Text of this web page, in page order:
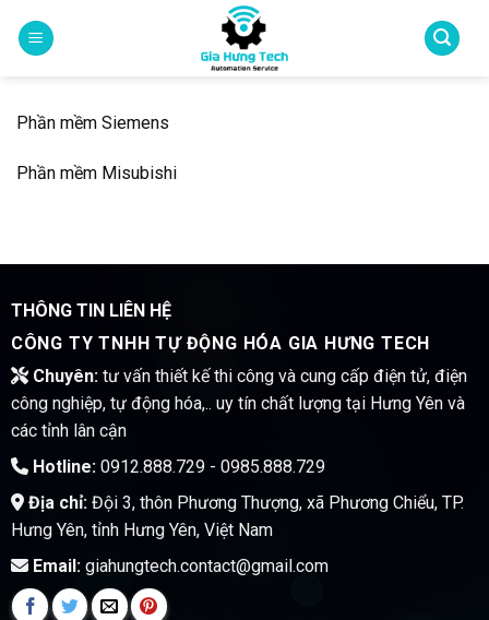
Phần mềm Siemens
Phần mềm Misubishi
THÔNG TIN LIÊN HỆ
CÔNG TY TNHH TỰ ĐỘNG HÓA GIA HƯNG TECH
Chuyên:tư vấn thiết kế thi công và cung cấp điện tử, điện
công nghiệp, tự động hóa,.. uy tín chất lượng tại Hưng Yên và
các tỉnh lân cận
Hotline:0912.888.729 - 0985.888.729
Địa chỉ:Đội 3, thôn Phương Thượng, xã Phương Chiểu, TP.
Hưng Yên, tỉnh Hưng Yên, Việt Nam
Email:giahungtech.contact@gmail.com